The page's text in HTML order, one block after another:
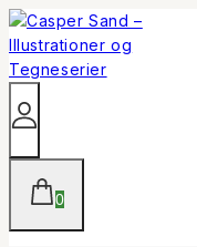
Skip
to
content
0